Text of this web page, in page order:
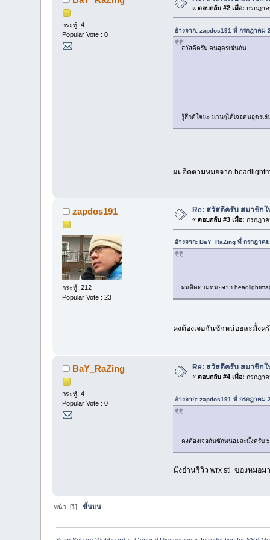
กระทู้: 4
Popular Vote : 0
«ตอบกลับ #2 เมื่อ: กรกฎา
อ้างจาก: zapdos191 ที่ กรกฎาคม
สวัสดีครับ คนอุดรเช่นกัน
รู้สึกดีใจนะ นานๆได้เจอคนอุดร
ผมติดตามหมอจาก
zapdos191
กระทู้: 212
Popular Vote : 23
Re: สวัสดีครับ สมาชิกใ
«ตอบกลับ #3 เมื่อ: กรกฎา
อ้างจาก: BaY_RaZing ที่ กรกฎาค
ผมติดตามหมอจาก
คงต้องเจอกันซักหน่อยละมั้งค
BaY_RaZing
กระทู้: 4
Popular Vote : 0
Re: สวัสดีครับ สมาชิกใ
«ตอบกลับ #4 เมื่อ: กรกฎา
อ้างจาก: zapdos191 ที่ กรกฎาคม
คงต้องเจอกันซักหน่อยละมั้งครับ
นั่งอ่านรีวิว wrx sti ของหมอ
หน้า: [1]ขึ้นบน